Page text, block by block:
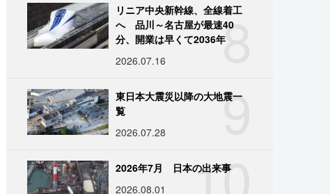
8
リニア中央新幹線、全線着工
へ 品川～名古屋が最速40
分、開業は早くて2036年
2026.07.16
9
東日本大震災以降の大地震一
覧
2026.07.28
10
2026年7月 日本の出来事
2026.08.01